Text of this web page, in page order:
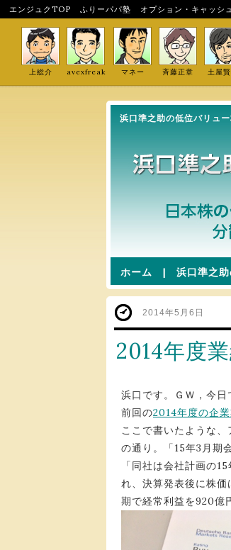
エンジュクTOP ふりーパパ塾 オプション・キャッシ
上総介 avexfreak マネー 斉藤正章 土屋
浜口準之助の低位バリュ
ホーム | 浜口準之
2014年5月6日
2014年度
浜口です。ＧＷ，今日
前回の2014年度の企
ここで書いたような
の通り。「15年3月期
「同社は会社計画の
れ、決算発表後に株
期で経常利益を920億